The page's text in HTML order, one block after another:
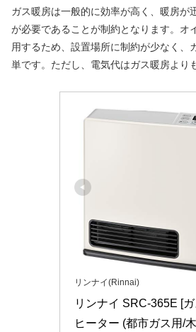
ガス暖房は一般的に効率が高く、暖房が
が必要であることが制約となります。オ
用するため、設置場所に制約が少なく、
単です。ただし、電気代はガス暖房より
リンナイ(Rinnai)
リンナイ SRC-365E [
ヒーター (都市ガス用/